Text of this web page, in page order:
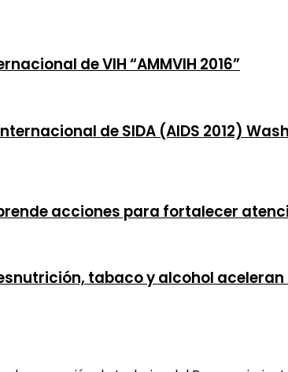
de VIH “AMMVIH 2016”
de SIDA (AIDS 2012)
acciones para fortalecer
tabaco y alcohol